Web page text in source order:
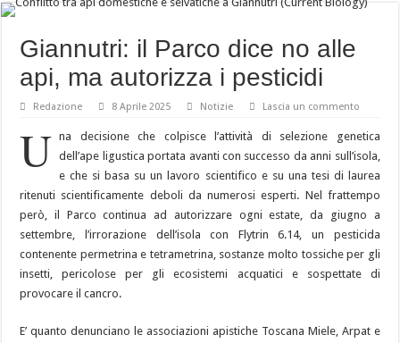
Giannutri: il Parco dice no alle
api, ma autorizza i pesticidi
Redazione 8 Aprile 2025 Notizie Lascia un commento
U na decisione che colpisce l’attività di selezione genetica
dell’ape ligustica portata avanti con successo da anni sull’isola,
e che si basa su un lavoro scientifico e su una tesi di laurea
ritenuti scientificamente deboli da numerosi esperti. Nel frattempo
però, il Parco continua ad autorizzare ogni estate, da giugno a
settembre, l’irrorazione dell’isola con Flytrin 6.14, un pesticida
contenente permetrina e tetrametrina, sostanze molto tossiche per gli
insetti, pericolose per gli ecosistemi acquatici e sospettate di
provocare il cancro.
E’ quanto denunciano le associazioni apistiche Toscana Miele, Arpat e